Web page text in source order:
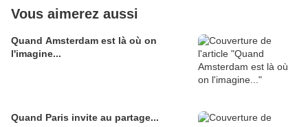
Vous aimerez aussi
Quand Amsterdam est là où on
l'imagine...
Quand Paris invite au partage...